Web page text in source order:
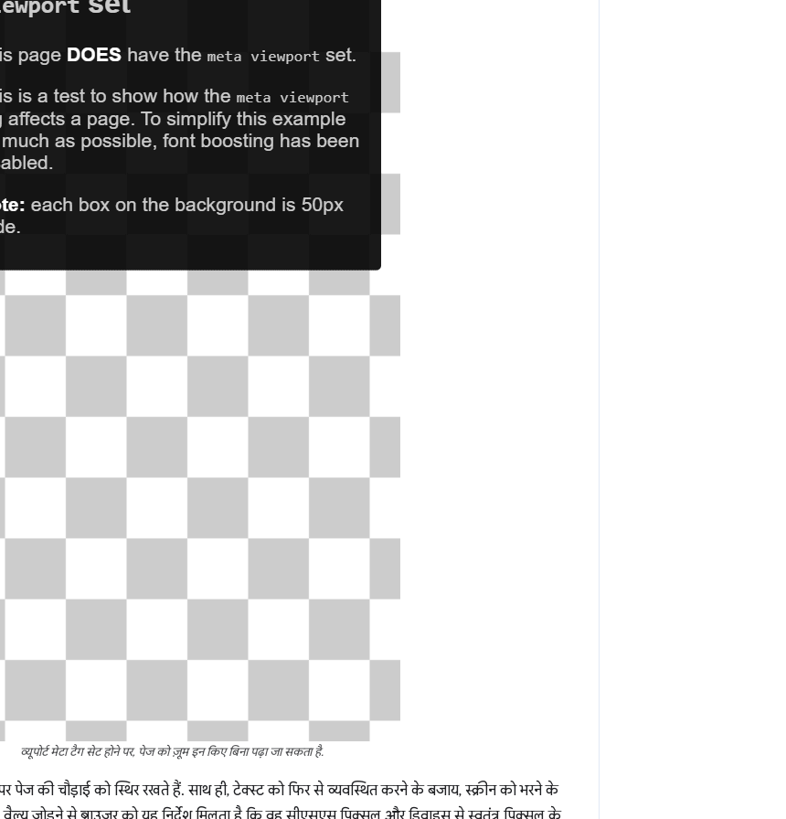
व्यूपोर्ट मेटा टैग सेट होने पर, पेज को ज़ूम इन किए बिना पढ़ा जा सकता है.
पेज की चौड़ाई को स्थिर रखते हैं. साथ ही, टेक्स्ट को फिर से व्यवस्थित करने के बजाय, स्क्रीन को भरने के